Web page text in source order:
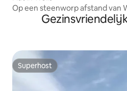
Op een steenworp afstand van
Rustplaats aan de kust
Superhost
Superhost